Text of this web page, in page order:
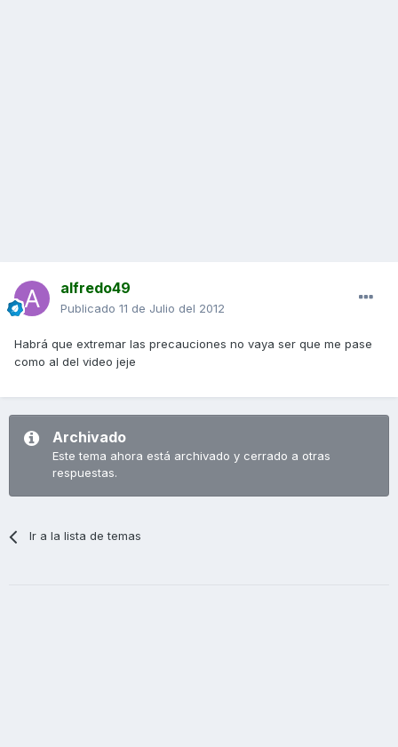
alfredo49
Publicado 11 de Julio del 2012
Habrá que extremar las precauciones no vaya ser que me pase
como al del video jeje
Archivado
Este tema ahora está archivado y cerrado a otras
respuestas.
Ir a la lista de temas